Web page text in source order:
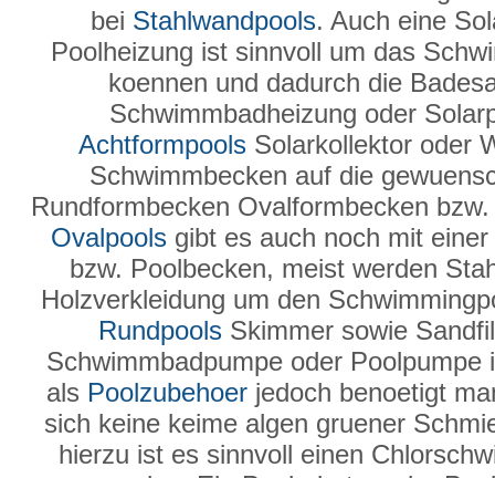
bei Stahlwandpools. Auch eine
Poolheizung ist sinnvoll um das
koennen und dadurch die
Schwimmbadheizung oder
AchtformpoolsSolarkollektor oder
Schwimmbecken auf die
Rundformbecken Ovalformbecken
Ovalpoolsgibt es auch noch mit einer
bzw. Poolbecken, meist werden
Holzverkleidung um den
RundpoolsSkimmer sowie
Schwimmbadpumpe oder
als Poolzubehoer jedoch benoetigt
sich keine keime algen gruener
hierzu ist es sinnvoll einen